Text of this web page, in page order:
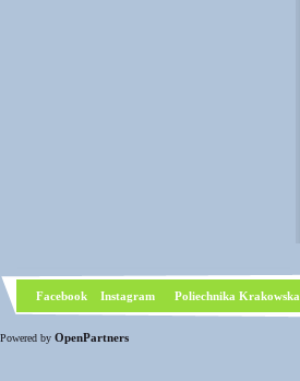
Facebook Instagram Poliechnika Krakowska
Powered by OpenPartners